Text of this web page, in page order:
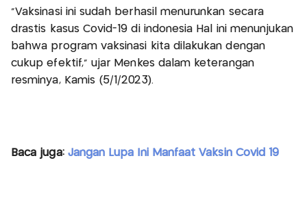
“Vaksinasi ini sudah berhasil menurunkan secara
drastis kasus Covid-19 di indonesia Hal ini menunjukan
bahwa program vaksinasi kita dilakukan dengan
cukup efektif,” ujar Menkes dalam keterangan
resminya, Kamis (5/1/2023).
Baca juga: Jangan Lupa Ini Manfaat Vaksin Covid 19